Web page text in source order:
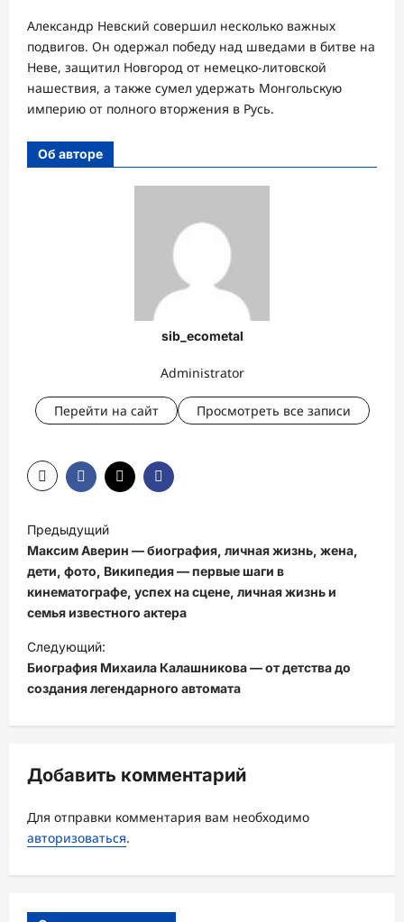
Александр Невский совершил несколько важных
подвигов. Он одержал победу над шведами в битве на
Неве, защитил Новгород от немецко-литовской
нашествия, а также сумел удержать Монгольскую
империю от полного вторжения в Русь.
Об авторе
sib_ecometal
Administrator
Перейти на сайт Просмотреть все записи
Н
а
в
и
а
ц
з
п
и
с
и
Предыдущий
Максим Аверин — биография, личная жизнь, жена,
дети, фото, Википедия — первые шаги в
кинематографе, успех на сцене, личная жизнь и
семья известного актера
Следующий:
Биография Михаила Калашникова — от детства до
создания легендарного автомата
Добавить комментарий
Для отправки комментария вам необходимо
авторизоваться.